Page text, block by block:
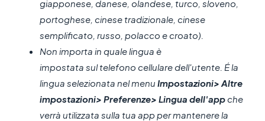
giapponese, danese, olandese, turco, sloveno,
portoghese, cinese tradizionale, cinese
semplificato, russo, polacco e croato).
Non importa in quale lingua è
impostata sul telefono cellulare dell'utente. É la
lingua selezionata nel menu Impostazioni> Altre
impostazioni> Preferenze> Lingua dell'appche
verrà utilizzata sulla tua app per mantenere la